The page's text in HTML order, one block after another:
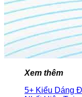
Xem thêm
5+ Kiểu Dáng